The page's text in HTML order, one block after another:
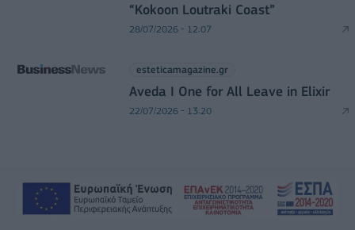
“Kokoon Loutraki Coast”
28/07/2026 - 12:07
esteticamagazine.gr
Aveda I One for All Leave in Elixir
22/07/2026 - 13:20